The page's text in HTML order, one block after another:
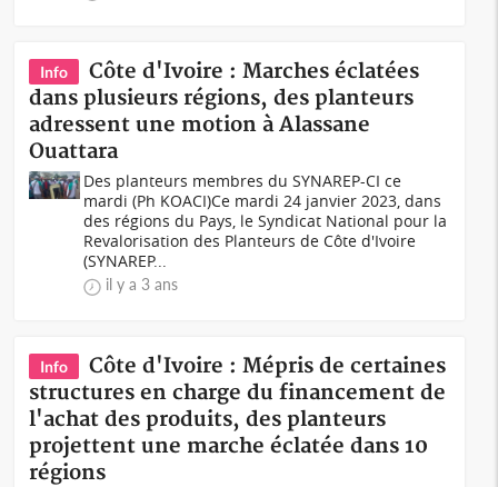
Info
Côte d'Ivoire : Marches éclatées
dans plusieurs régions, des planteurs
adressent une motion à Alassane
Ouattara
Des planteurs membres du SYNAREP-CI ce
mardi (Ph KOACI)Ce mardi 24 janvier 2023, dans
des régions du Pays, le Syndicat National pour la
Revalorisation des Planteurs de Côte d'Ivoire
(SYNAREP...
il y a 3 ans
Info
Côte d'Ivoire : Mépris de certaines
structures en charge du financement de
l'achat des produits, des planteurs
projettent une marche éclatée dans 10
régions